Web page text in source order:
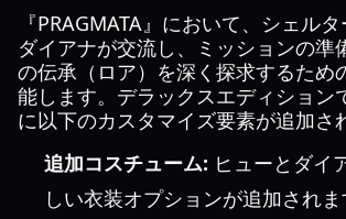
『PRAGMATA』において、シェル
ダイアナが交流し、ミッションの準
の伝承（ロア）を深く探求するため
能します。デラックスエディション
に以下のカスタマイズ要素が追加さ
追加コスチューム: ヒューとダイ
しい衣装オプションが追加され